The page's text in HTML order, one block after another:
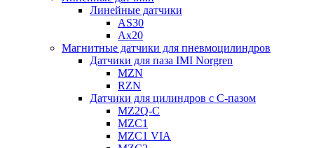
Линейные датчики
AS30
Ax20
Магнитные датчики для пневмоцилиндров
Датчики для паза IMI Norgren
MZN
RZN
Датчики для цилиндров с С-пазом
MZ2Q-C
MZC1
MZC1 VIA